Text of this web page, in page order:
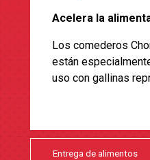
Acelera la
Los comederos
están
uso con gallinas
Entrega de alimentos